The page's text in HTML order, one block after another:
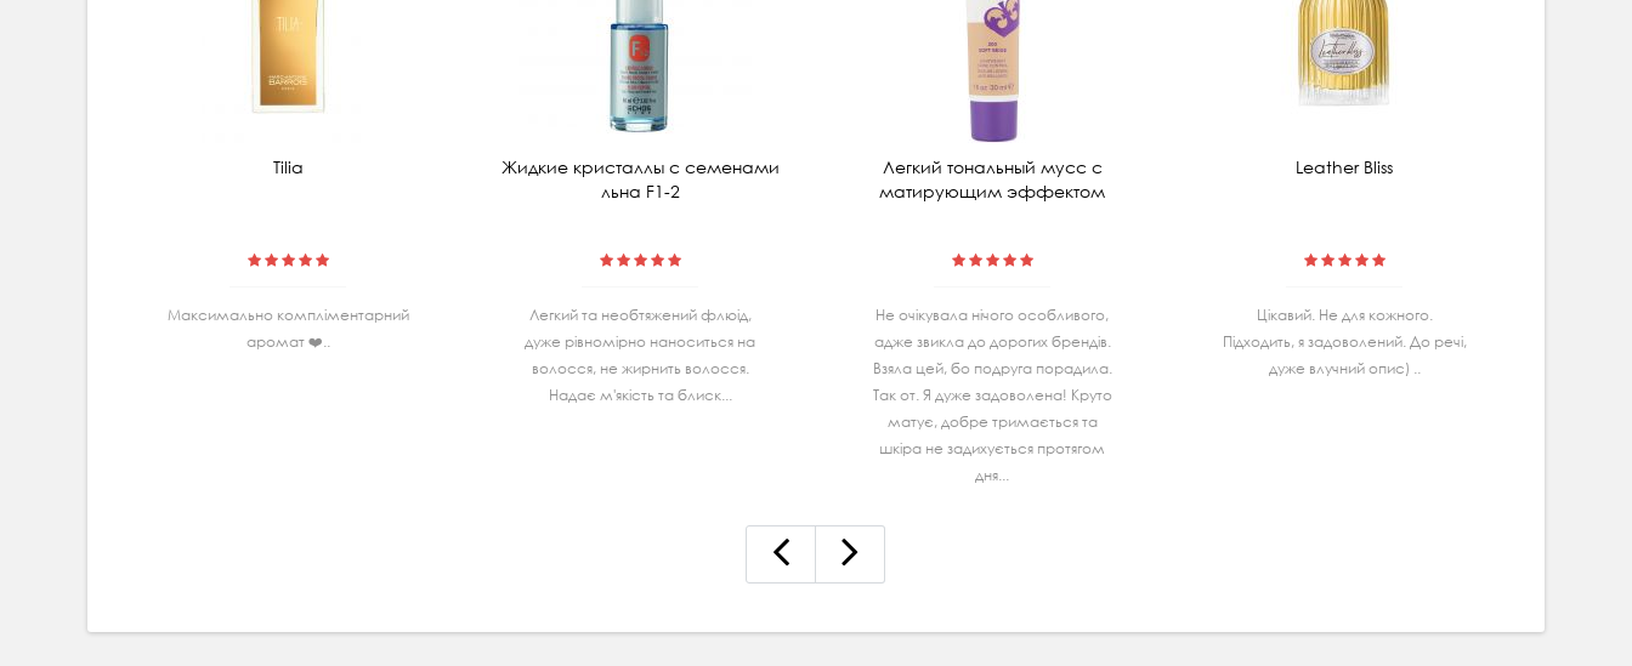
Tilia
Максимально комплiментарний
аромат ❤️..
Жидкие кристаллы с семенами
льна F1-2
Легкий та необтяжений флюід,
дуже рівномірно наноситься на
волосся, не жирнить волосся.
Надає м'якість та блиск...
Легкий тональный мусс с
матирующим эффектом
Не очiкувала нiчого особливого,
адже звикла до дорогих брендiв.
Взяла цей, бо подруга порадила.
Так от. Я дуже задоволена! Круто
матує, добре тримається та
шкiра не задихується протягом
дня...
Leather Bliss
Цiкавий. Не для кожного.
Підходить, я задоволений. До речі,
дуже влучний опис) ..